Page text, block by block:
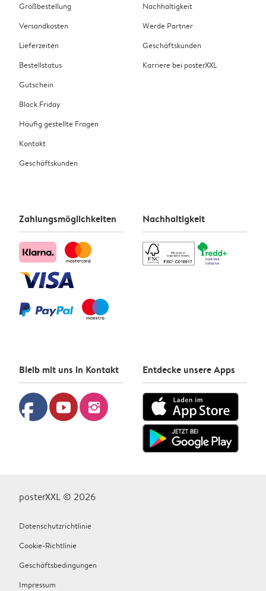
Großbestellung
Versandkosten
Lieferzeiten
Bestellstatus
Gutschein
Black Friday
Häufig gestellte Fragen
Kontakt
Geschäftskunden
Nachhaltigkeit
Werde Partner
Geschäftskunden
Karriere bei posterXXL
Zahlungsmöglichkeiten Nachhaltigkeit
Bleib mit uns in Kontakt
facebook youtube instagram
Entdecke unsere Apps
posterXXL © 2026
Datenschutzrichtlinie
Cookie-Richtlinie
Geschäftsbedingungen
Impressum